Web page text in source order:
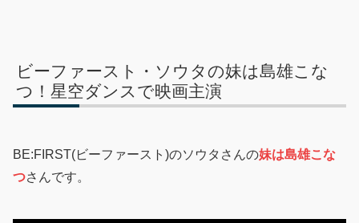
ビーファースト・ソウタの妹は島雄こな
つ！星空ダンスで映画主演
BE:FIRST(ビーファースト)のソウタさんの妹は島雄こな
つさんです。